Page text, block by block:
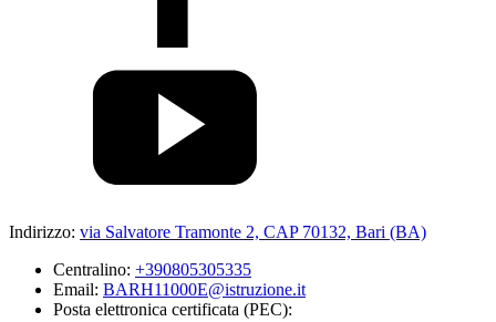
Indirizzo: via Salvatore Tramonte 2, CAP 70132, Bari (BA)
Centralino: +390805305335
Email: BARH11000E@istruzione.it
Posta elettronica certificata (PEC):